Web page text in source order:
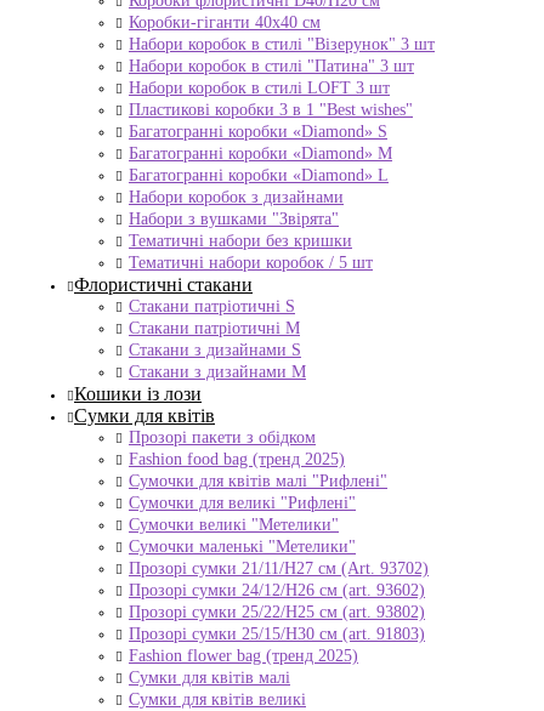
Коробки-гіганти 40x40 см
Набори коробок в стилі "Візерунок" 3 шт
Набори коробок в стилі "Патина" 3 шт
Набори коробок в стилі LOFT 3 шт
Пластикові коробки 3 в 1 "Best wishes"
Багатогранні коробки «Diamond» S
Багатогранні коробки «Diamond» M
Багатогранні коробки «Diamond» L
Набори коробок з дизайнами
Набори з вушками "Звірята"
Тематичні набори без кришки
Тематичні набори коробок / 5 шт
Флористичні стакани
Стакани патріотичні S
Стакани патріотичні М
Стакани з дизайнами S
Стакани з дизайнами М
Кошики із лози
Сумки для квітів
Прозорі пакети з обідком
Fashion food bag (тренд 2025)
Сумочки для квітів малі "Рифлені"
Сумочки для великі "Рифлені"
Сумочки великі "Метелики"
Сумочки маленькі "Метелики"
Прозорі сумки 21/11/H27 см (Art. 93702)
Прозорі сумки 24/12/Н26 см (art. 93602)
Прозорі сумки 25/22/Н25 см (art. 93802)
Прозорі сумки 25/15/Н30 см (art. 91803)
Fashion flower bag (тренд 2025)
Сумки для квітів малі
Сумки для квітів великі